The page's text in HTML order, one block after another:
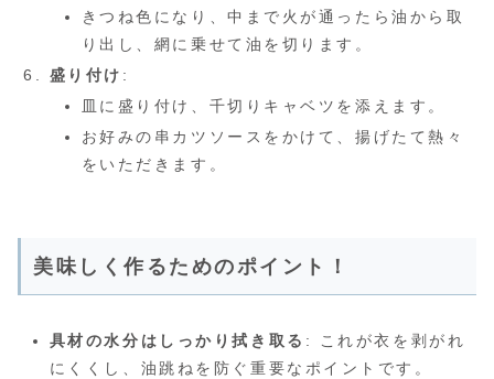
きつね色になり、中まで火が通ったら油から取
り出し、網に乗せて油を切ります。
盛り付け :
皿に盛り付け、千切りキャベツを添えます。
お好みの串カツソースをかけて、揚げたて熱々
をいただきます。
美味しく作るためのポイント！
具材の水分はしっかり拭き取る : これが衣を剥がれ
にくくし、油跳ねを防ぐ重要なポイントです。